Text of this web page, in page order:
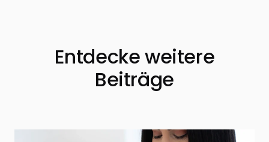
Entdecke weitere
Beiträge